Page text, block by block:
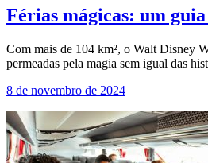
Férias mágicas: um
Com mais de 104 km², o Walt Disney
permeadas pela magia sem igual das
8 de novembro de 2024